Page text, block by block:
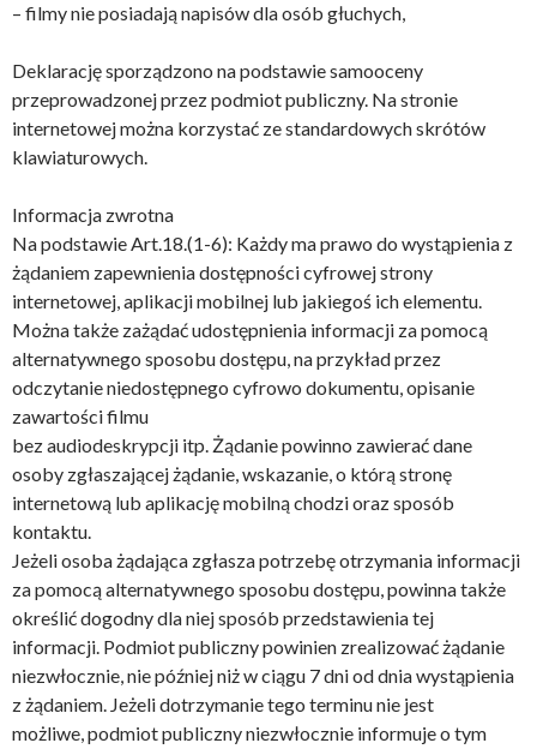
– filmy nie posiadają napisów dla osób głuchych,
Deklarację sporządzono na podstawie samooceny
przeprowadzonej przez podmiot publiczny. Na stronie
internetowej można korzystać ze standardowych skrótów
klawiaturowych.
Informacja zwrotna
Na podstawie Art.18.(1-6): Każdy ma prawo do wystąpienia z
żądaniem zapewnienia dostępności cyfrowej strony
internetowej, aplikacji mobilnej lub jakiegoś ich elementu.
Można także zażądać udostępnienia informacji za pomocą
alternatywnego sposobu dostępu, na przykład przez
odczytanie niedostępnego cyfrowo dokumentu, opisanie
zawartości filmu
bez audiodeskrypcji itp. Żądanie powinno zawierać dane
osoby zgłaszającej żądanie, wskazanie, o którą stronę
internetową lub aplikację mobilną chodzi oraz sposób
kontaktu.
Jeżeli osoba żądająca zgłasza potrzebę otrzymania informacji
za pomocą alternatywnego sposobu dostępu, powinna także
określić dogodny dla niej sposób przedstawienia tej
informacji. Podmiot publiczny powinien zrealizować żądanie
niezwłocznie, nie później niż w ciągu 7 dni od dnia wystąpienia
z żądaniem. Jeżeli dotrzymanie tego terminu nie jest
możliwe, podmiot publiczny niezwłocznie informuje o tym